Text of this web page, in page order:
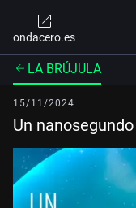
ondacero.es
LA BRÚJULA
15/11/2024
Un